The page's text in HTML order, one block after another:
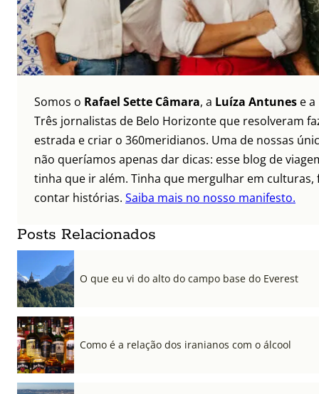
Somos o Rafael Sette Câmara, a Luíza Antunes e a
Três jornalistas de Belo Horizonte que resolveram
estrada e criar o 360meridianos. Uma de nossas
não queríamos apenas dar dicas: esse blog de
tinha que ir além. Tinha que mergulhar em culturas,
contar histórias. Saiba mais no nosso manifesto.
Posts Relacionados
O que eu vi do alto do campo base do Everest
Como é a relação dos iranianos com o álcool